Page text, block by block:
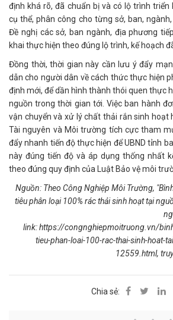
định khá rõ, đã chuẩn bị và có lộ trình triển
cụ thể, phân công cho từng sở, ban,
Đề nghị các sở, ban ngành, địa phương
khai thực hiện theo đúng lộ trình, kế hoạch
Đồng thời, thời gian này cần lưu ý đẩy
dẫn cho người dân về cách thức thực hiện
định mới, để dần hình thành thói quen thực
nguồn trong thời gian tới. Việc ban hành
vận chuyển và xử lý chất thải rắn sinh hoạt
Tài nguyên và Môi trường tích cực tham
đẩy nhanh tiến độ thực hiện để UBND tỉnh
này đúng tiến độ và áp dụng thống nhất
theo đúng quy định của Luật Bảo vệ môi
Nguồn: Theo Công Nghiệp Môi Trường,
tiêu phân loại 100% rác thải sinh hoạt tại
link:https://congnghiepmoitruong.vn/
tieu-phan-loai-100-rac-thai-sinh-hoat-
12559.html,
Chia sẻ: